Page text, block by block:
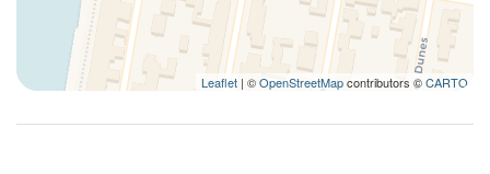
Tafelsilber
Teller und Besteck
Teller und Geschirr
Leaflet | ©OpenStreetMapcontributors ©CARTO